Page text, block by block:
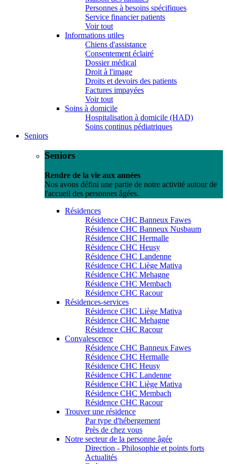
Personnes à besoins spécifiques
Service financier patients
Voir tout
Informations utiles
Chiens d'assistance
Consentement éclairé
Dossier médical
Droit à l'image
Droits et devoirs des patients
Factures impayées
Voir tout
Soins à domicile
Hospitalisation à domicile (HAD)
Soins continus pédiatriques
Seniors
Seniors
Rendre de la vie aux années
Nos avons défini une partie de notre activité autour de
l'accueil des personnes âgées.
Résidences
Résidence CHC Banneux Fawes
Résidence CHC Banneux Nusbaum
Résidence CHC Hermalle
Résidence CHC Heusy
Résidence CHC Landenne
Résidence CHC Liège Mativa
Résidence CHC Mehagne
Résidence CHC Membach
Résidence CHC Racour
Résidences-services
Résidence CHC Liège Mativa
Résidence CHC Mehagne
Résidence CHC Racour
Convalescence
Résidence CHC Banneux Fawes
Résidence CHC Hermalle
Résidence CHC Heusy
Résidence CHC Landenne
Résidence CHC Liège Mativa
Résidence CHC Membach
Résidence CHC Racour
Trouver une résidence
Par type d'hébergement
Près de chez vous
Notre secteur de la personne âgée
Direction - Philosophie et points forts
Actualités